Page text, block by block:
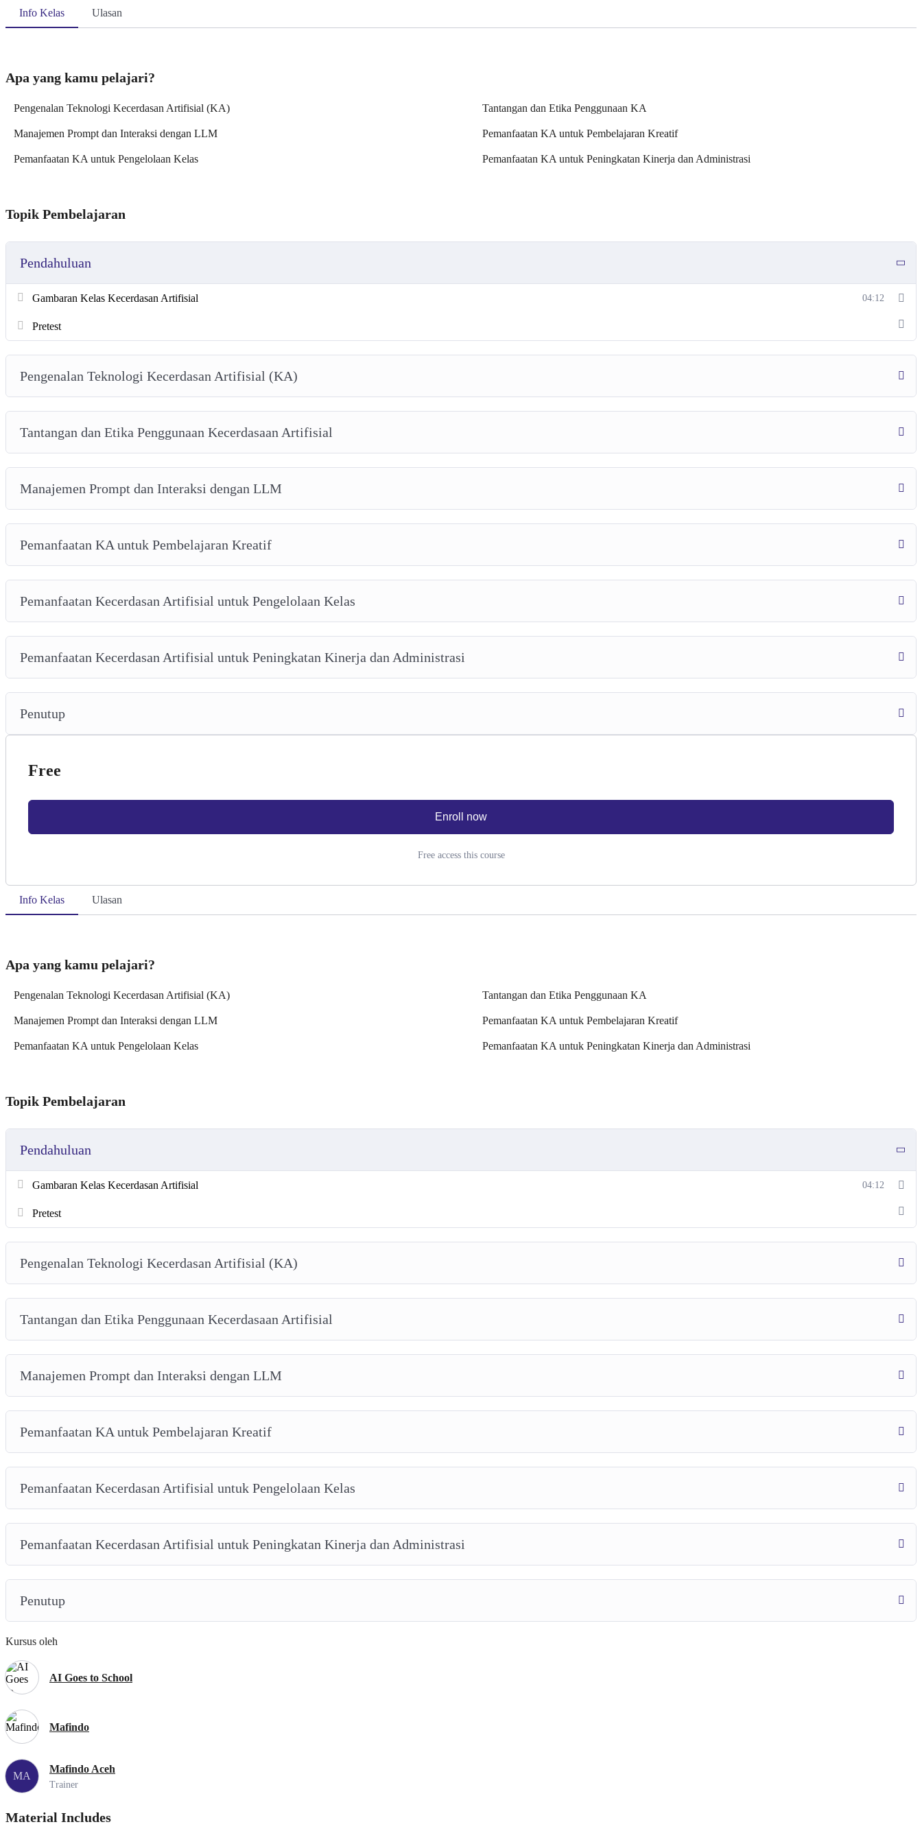
Info Kelas Ulasan
Apa yang kamu pelajari?
Pengenalan Teknologi Kecerdasan Artifisial (KA) Tantangan dan Etika Penggunaan KA
Manajemen Prompt dan Interaksi dengan LLM Pemanfaatan KA untuk Pembelajaran Kreatif
Pemanfaatan KA untuk Pengelolaan Kelas Pemanfaatan KA untuk Peningkatan Kinerja dan Administrasi
Topik Pembelajaran
Pendahuluan
Gambaran Kelas Kecerdasan Artifisial 04:12
Pretest
Pengenalan Teknologi Kecerdasan Artifisial (KA)
Tantangan dan Etika Penggunaan Kecerdasaan Artifisial
Manajemen Prompt dan Interaksi dengan LLM
Pemanfaatan KA untuk Pembelajaran Kreatif
Pemanfaatan Kecerdasan Artifisial untuk Pengelolaan Kelas
Pemanfaatan Kecerdasan Artifisial untuk Peningkatan Kinerja dan Administrasi
Penutup
Free
Enroll now
Free access this course
Info Kelas Ulasan
Apa yang kamu pelajari?
Pengenalan Teknologi Kecerdasan Artifisial (KA) Tantangan dan Etika Penggunaan KA
Manajemen Prompt dan Interaksi dengan LLM Pemanfaatan KA untuk Pembelajaran Kreatif
Pemanfaatan KA untuk Pengelolaan Kelas Pemanfaatan KA untuk Peningkatan Kinerja dan Administrasi
Topik Pembelajaran
Pendahuluan
Gambaran Kelas Kecerdasan Artifisial 04:12
Pretest
Pengenalan Teknologi Kecerdasan Artifisial (KA)
Tantangan dan Etika Penggunaan Kecerdasaan Artifisial
Manajemen Prompt dan Interaksi dengan LLM
Pemanfaatan KA untuk Pembelajaran Kreatif
Pemanfaatan Kecerdasan Artifisial untuk Pengelolaan Kelas
Pemanfaatan Kecerdasan Artifisial untuk Peningkatan Kinerja dan Administrasi
Penutup
Kursus oleh
AI Goes to School
Mafindo
MA
Mafindo Aceh
Trainer
Material Includes